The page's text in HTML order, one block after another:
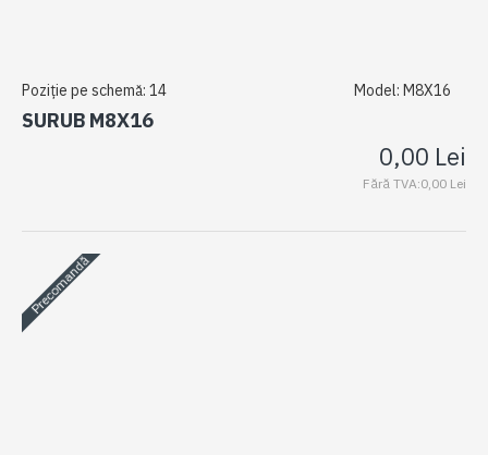
Poziție pe schemă: 14 Model: M8X16
SURUB M8X16
0,00 Lei
Fără TVA:0,00 Lei
Precomandă